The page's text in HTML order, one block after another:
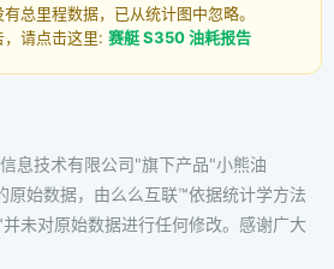
总里程数据，已从统计图中忽略。
请点击这里: 赛艇 S350 油耗报告
息技术有限公司"旗下产品"小熊油
始数据，由么么互联™依据统计学方法
未对原始数据进行任何修改。感谢广大